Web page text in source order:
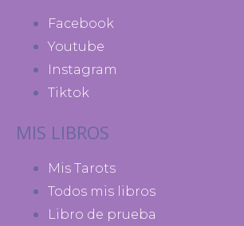
Facebook
Youtube
Instagram
Tiktok
MIS LIBROS
Mis Tarots
Todos mis libros
Libro de prueba